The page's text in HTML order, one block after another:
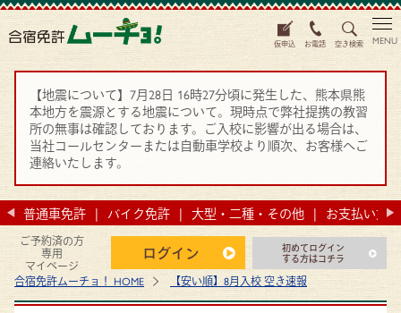
仮申込 お電話 空き検索
【地震について】7月28日 16時27分頃に発生した、熊本県熊
本地方を震源とする地震について。現時点で弊社提携の教習
所の無事は確認しております。ご入校に影響が出る場合は、
当社コールセンターまたは自動車学校より順次、お客様へご
連絡いたします。
普通車免許 バイク免許 大型・二種・その他 お支払い方法
ご予約済の方
専用
マイページ
ログイン
初めてログイン
する方はコチラ
MENU
合宿免許ムーチョ！ HOME 【安い順】8月入校 空き速報